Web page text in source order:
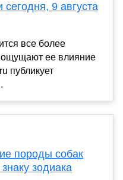
9 августа
все более
ощущают ее влияние
публикует
породы собак
зодиака